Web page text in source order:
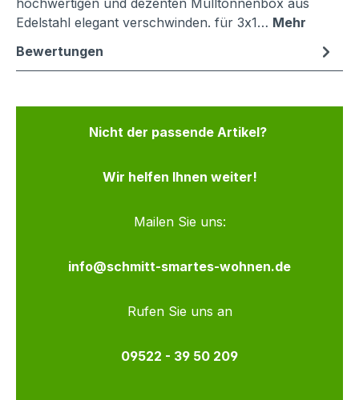
hochwertigen und dezenten Mülltonnenbox aus
Edelstahl elegant verschwinden. für 3x1… Mehr
Bewertungen
Nicht der passende Artikel?
Wir helfen Ihnen weiter!
Mailen Sie uns:
info@schmitt-smartes-wohnen.de
Rufen Sie uns an
09522 - 39 50 209